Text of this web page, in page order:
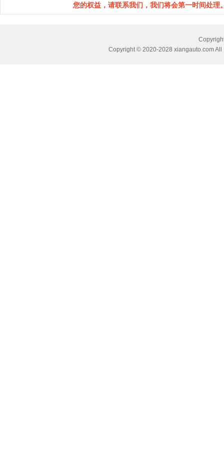
您的权益，请联系我们，我们将会第一时间处
Copyright © 2020-2028 xiangauto.com